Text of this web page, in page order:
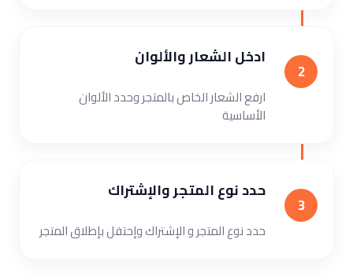
2
ادخل الشعار والألوان
ارفع الشعار الخاص بالمتجر وحدد الألوان
الأساسية
3
حدد نوع المتجر والإشتراك
حدد نوع المتجر و الإشتراك وإحتفل بإطلاق المتجر